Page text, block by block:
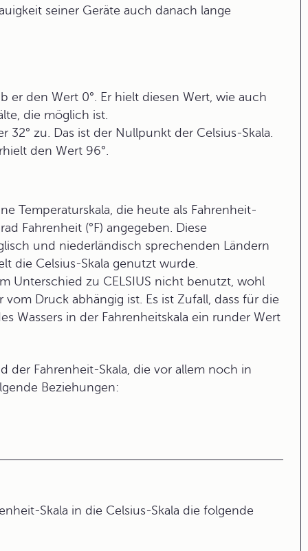
seiner Geräte auch danach lange
er den Wert 0°. Er hielt diesen Wert, wie auch
die möglich ist.
32° zu. Das ist der Nullpunkt der Celsius-Skala.
den Wert 96°.
Temperaturskala, die heute als Fahrenheit-
Fahrenheit (°F) angegeben. Diese
und niederländisch sprechenden Ländern
die Celsius-Skala genutzt wurde.
Unterschied zu CELSIUS nicht benutzt, wohl
Druck abhängig ist. Es ist Zufall, dass für die
Wassers in der Fahrenheitskala ein runder Wert
der Fahrenheit-Skala, die vor allem noch in
Beziehungen:
Skala in die Celsius-Skala die folgende